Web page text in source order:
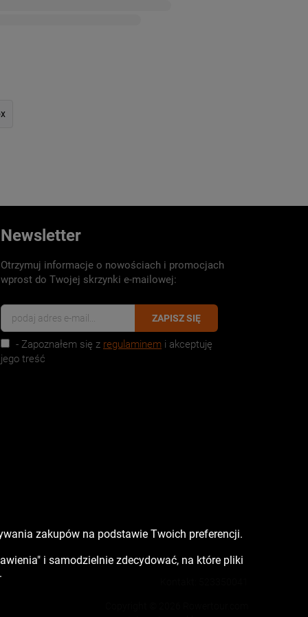
Newsletter
Otrzymuj informacje o nowościach i promocjach
wprost do Twojej skrzynki e-mailowej:
ZAPISZ SIĘ
- Zapoznałem się z regulaminem i akceptuję
jego treść
zakupów na podstawie Twoich preferencji.
i samodzielnie zdecydować, na które pliki
.